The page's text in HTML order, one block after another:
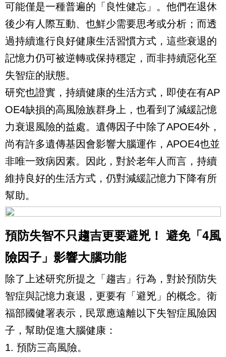
可能僅是一種普遍的「良性健忘」。他們在退休
後少有人際互動、也鮮少需要思考或分析；而透
過持續進行良好健康生活習慣方式，這些衰退的
記憶力仍可被逆轉或保持穩定，而非持續惡化至
失智症的狀態。
研究也證實，持續健康的生活方式，即使在有AP
OE4缺損的高風險族群身上，也看到了減緩記憶
力衰退風險的益處。遺傳因子中除了APOE4外，
尚有許多遺傳基因會影響大腦運作，APOE4也並
非唯一致病因素。因此，對於老年人而言，持續
維持良好的生活方式，仍對減緩記憶力下降有所
幫助。
預防失智不只趨吉更要避兇！ 避免「4風
險因子」影響大腦功能
除了上述研究所提之「趨吉」行為，對於預防失
智症與記憶力衰退，更要有「避兇」的概念。衛
福部國健署表示，民眾應遠離以下失智症風險因
子，幫助促進大腦健康：
1. 預防三高風險。